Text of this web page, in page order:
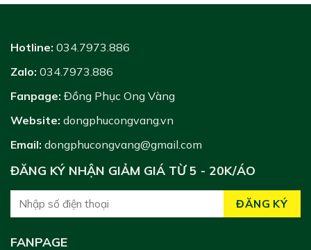
Hotline: 034.7973.886
Zalo: 034.7973.886
Fanpage: Đồng Phục Ong Vàng
Website: dongphucongvang.vn
Email: dongphucongvang@gmail.com
ĐĂNG KÝ NHẬN GIẢM GIÁ TỪ 5 - 20K/ÁO
FANPAGE